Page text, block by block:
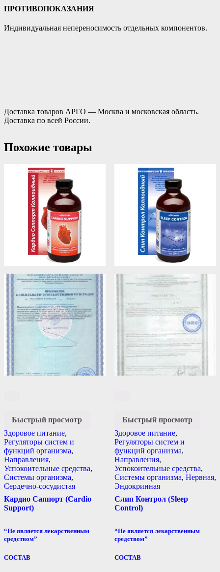
ПРОТИВОПОКАЗАНИЯ
Индивидуальная непереносимость отдельных компонентов.
Доставка товаров АРГО — Москва и московская область.
Доставка по всей России.
Похожие товары
Быстрый просмотр
Здоровое питание,
Регуляторы систем и
функций организма,
Направления,
Успокоительные средства,
Системы организма,
Сердечно-сосудистая
Кардио Саппорт (Cardio
Support)
“Не является лекарственным
средством”
СОСТАВ
Быстрый просмотр
Здоровое питание,
Регуляторы систем и
функций организма,
Направления,
Успокоительные средства,
Системы организма, Нервная,
Эндокринная
Слип Контрол (Sleep
Control)
“Не является лекарственным
средством”
СОСТАВ